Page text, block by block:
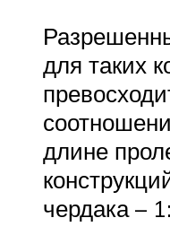
для таких
длине
чердака –